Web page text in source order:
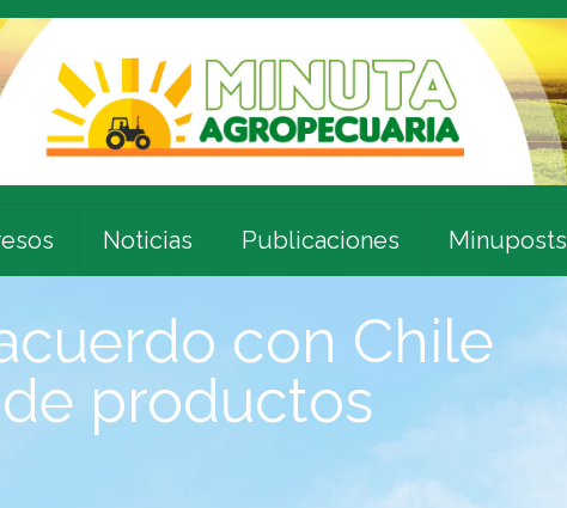
Noticias Publicaciones Minuposts
con Chile
productos